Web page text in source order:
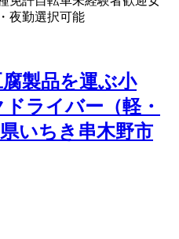
夜勤選択可能
腐製品を運ぶ小
ライバー（軽・
いちき串木野市